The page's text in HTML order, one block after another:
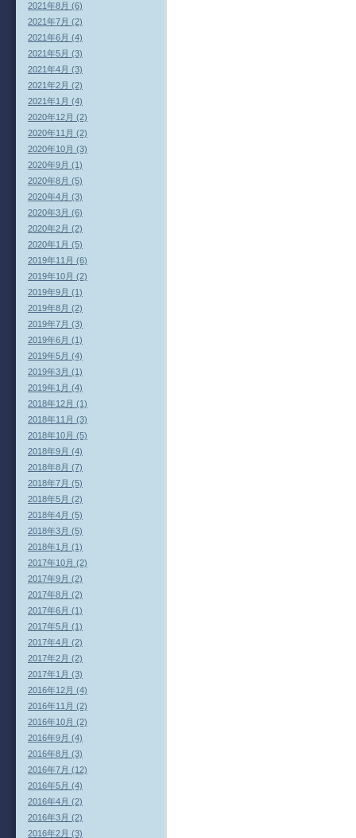
2021年8月 (6)
2021年7月 (2)
2021年6月 (4)
2021年5月 (3)
2021年4月 (3)
2021年2月 (2)
2021年1月 (4)
2020年12月 (2)
2020年11月 (2)
2020年10月 (3)
2020年9月 (1)
2020年8月 (5)
2020年4月 (3)
2020年3月 (6)
2020年2月 (2)
2020年1月 (5)
2019年11月 (6)
2019年10月 (2)
2019年9月 (1)
2019年8月 (2)
2019年7月 (3)
2019年6月 (1)
2019年5月 (4)
2019年3月 (1)
2019年1月 (4)
2018年12月 (1)
2018年11月 (3)
2018年10月 (5)
2018年9月 (4)
2018年8月 (7)
2018年7月 (5)
2018年5月 (2)
2018年4月 (5)
2018年3月 (5)
2018年1月 (1)
2017年10月 (2)
2017年9月 (2)
2017年8月 (2)
2017年6月 (1)
2017年5月 (1)
2017年4月 (2)
2017年2月 (2)
2017年1月 (3)
2016年12月 (4)
2016年11月 (2)
2016年10月 (2)
2016年9月 (4)
2016年8月 (3)
2016年7月 (12)
2016年5月 (4)
2016年4月 (2)
2016年3月 (2)
2016年2月 (3)